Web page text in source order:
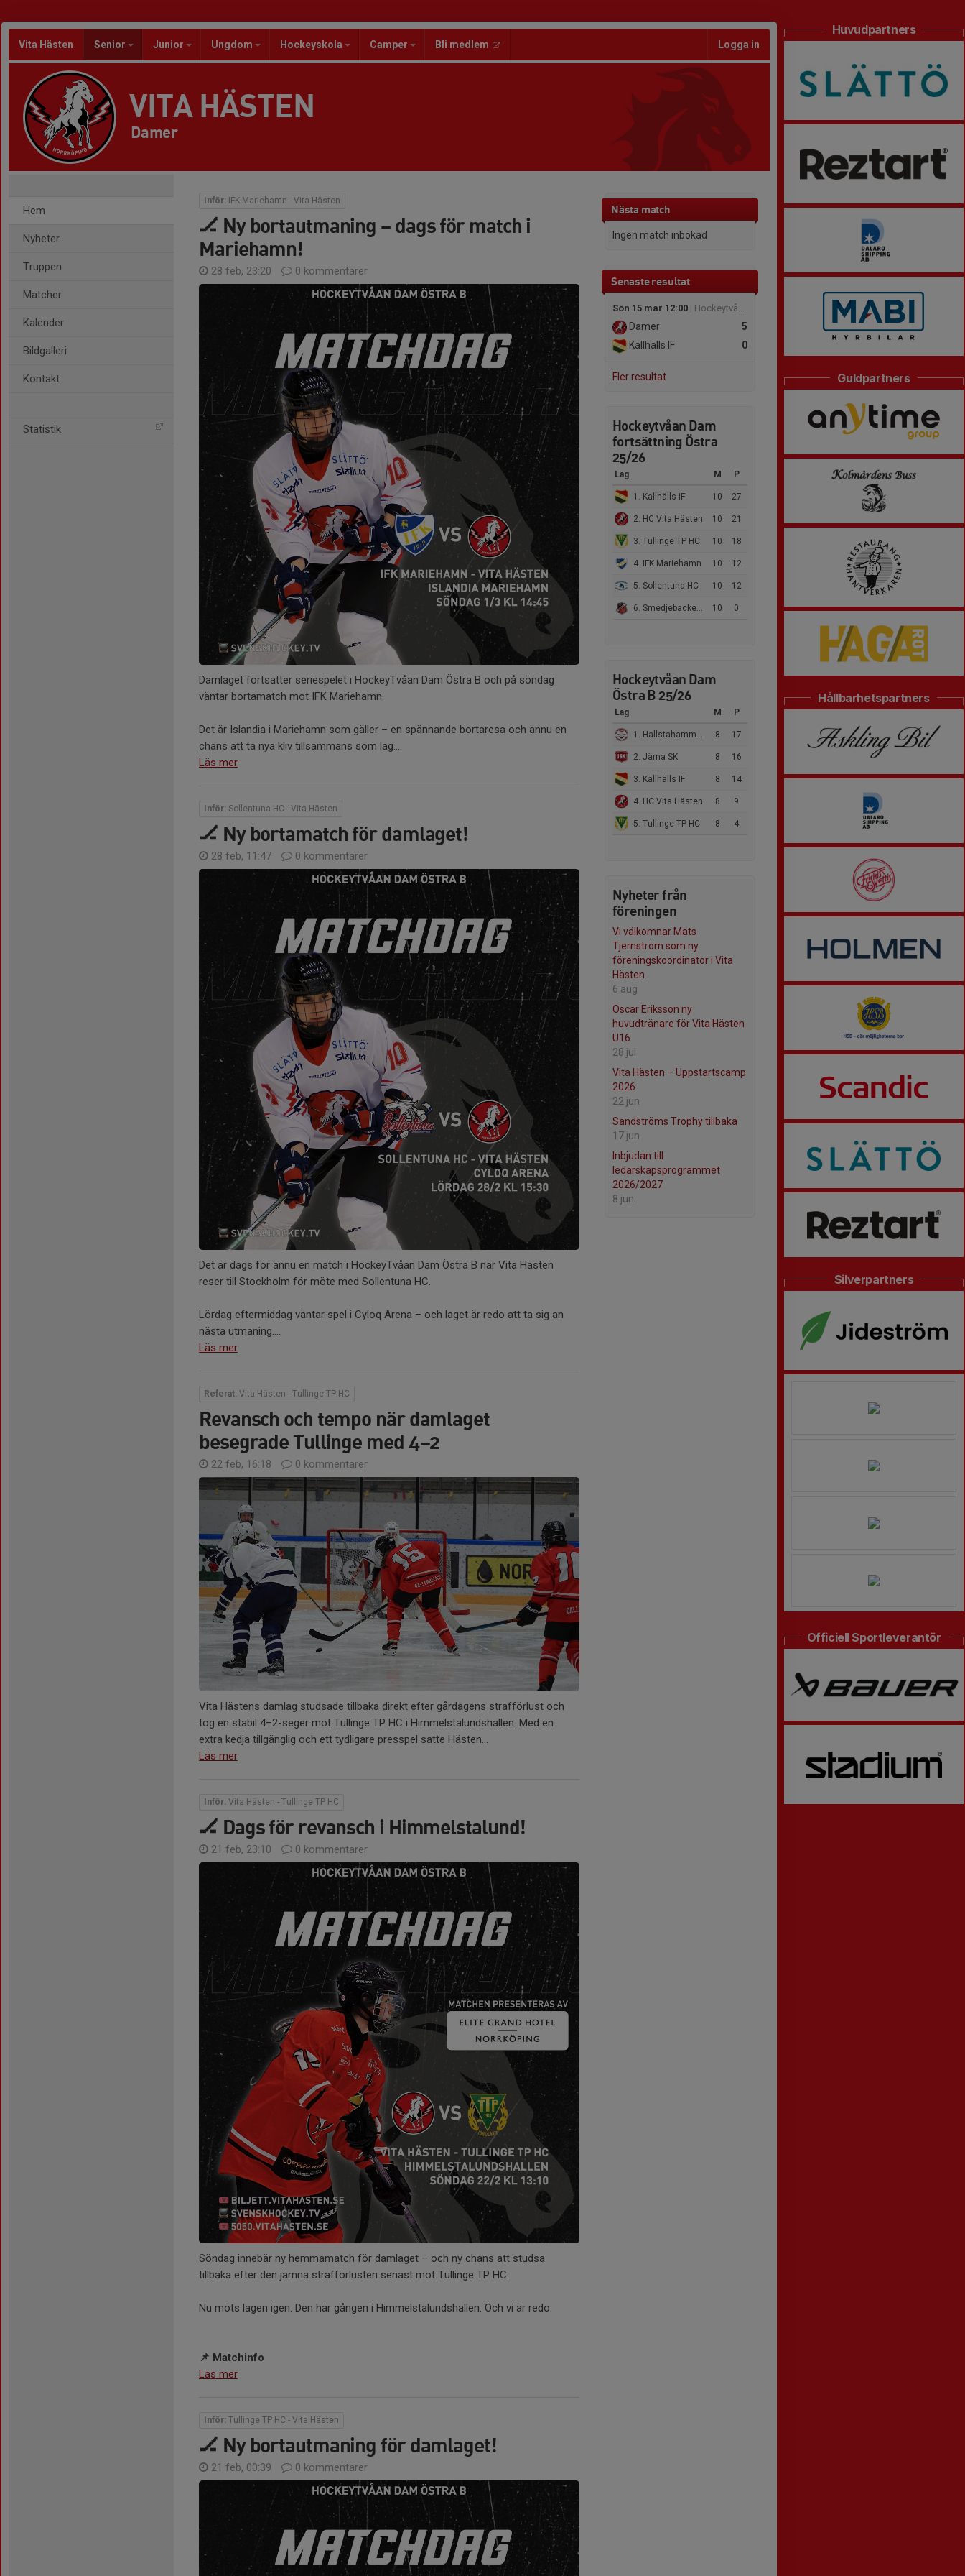
Vita Hästen Senior Junior Ungdom Hockeyskola Camper Bli medlem Logga in
VITA HÄSTEN
Damer
Hem
Nyheter
Truppen
Matcher
Kalender
Bildgalleri
Kontakt
Statistik
Nästa match
Ingen match inbokad
Senaste resultat
Sön 15 mar 12:00 | Hockeytvåan Dam fortsättning Östra
5
Damer
0
Kallhälls IF
Fler resultat
Hockeytvåan Dam
fortsättning Östra
25/26
Lag M P
1. Kallhälls IF 10 27
2. HC Vita Hästen 10 21
3. Tullinge TP HC 10 18
4. IFK Mariehamn 10 12
5. Sollentuna HC 10 12
6. Smedjebackens HC 10 0
Hockeytvåan Dam
Östra B 25/26
Lag M P
1. Hallstahammars HK 8 17
2. Järna SK 8 16
3. Kallhälls IF 8 14
4. HC Vita Hästen 8 9
5. Tullinge TP HC 8 4
Nyheter från
föreningen
Vi välkomnar Mats
Tjernström som ny
föreningskoordinator i Vita
Hästen
6 aug
Oscar Eriksson ny
huvudtränare för Vita Hästen
U16
28 jul
Vita Hästen – Uppstartscamp
2026
22 jun
Sandströms Trophy tillbaka
17 jun
Inbjudan till
ledarskapsprogrammet
2026/2027
8 jun
Inför: IFK Mariehamn - Vita Hästen
🏒 Ny bortautmaning – dags för match i
Mariehamn!
28 feb, 23:20 0 kommentarer
Damlaget fortsätter seriespelet i HockeyTvåan Dam Östra B och på söndag
väntar bortamatch mot IFK Mariehamn.
Det är Islandia i Mariehamn som gäller – en spännande bortaresa och ännu en
chans att ta nya kliv tillsammans som lag....
Läs mer
Inför: Sollentuna HC - Vita Hästen
🏒 Ny bortamatch för damlaget!
28 feb, 11:47 0 kommentarer
Det är dags för ännu en match i HockeyTvåan Dam Östra B när Vita Hästen
reser till Stockholm för möte med Sollentuna HC.
Lördag eftermiddag väntar spel i Cyloq Arena – och laget är redo att ta sig an
nästa utmaning....
Läs mer
Referat: Vita Hästen - Tullinge TP HC
Revansch och tempo när damlaget
besegrade Tullinge med 4–2
22 feb, 16:18 0 kommentarer
Vita Hästens damlag studsade tillbaka direkt efter gårdagens strafförlust och
tog en stabil 4–2-seger mot Tullinge TP HC i Himmelstalundshallen. Med en
extra kedja tillgänglig och ett tydligare presspel satte Hästen...
Läs mer
Inför: Vita Hästen - Tullinge TP HC
🏒 Dags för revansch i Himmelstalund!
21 feb, 23:10 0 kommentarer
Söndag innebär ny hemmamatch för damlaget – och ny chans att studsa
tillbaka efter den jämna strafförlusten senast mot Tullinge TP HC.
Nu möts lagen igen. Den här gången i Himmelstalundshallen. Och vi är redo.
📌 Matchinfo
Läs mer
Inför: Tullinge TP HC - Vita Hästen
🏒 Ny bortautmaning för damlaget!
21 feb, 00:39 0 kommentarer
Huvudpartners
Guldpartners
Hållbarhetspartners
Silverpartners
Officiell Sportleverantör